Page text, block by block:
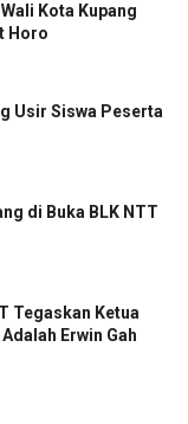
Kota Kupang
Horo
Usir Siswa Peserta
di Buka BLK NTT
Tegaskan Ketua
Erwin Gah